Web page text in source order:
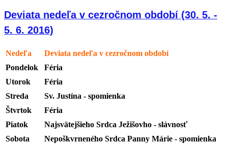
Deviata nedeľa v cezročnom období (30. 5. -
5. 6. 2016)
Nedeľa
Deviata nedeľa v cezročnom období
Pondelok
Féria
Utorok
Féria
Streda
Sv. Justína - spomienka
Štvrtok
Féria
Piatok
Najsvätejšieho Srdca Ježišovho - slávnosť
Sobota
Nepoškvrneného Srdca Panny Márie - spomienka